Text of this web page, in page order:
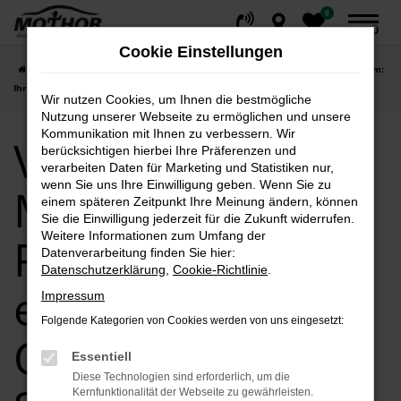
Zum
0
MENÜ
VW bei Autohaus Mothor GmbH in Potsdam:
Ihre erste Adresse für Qualität und Service
VW bei Autohaus
Mothor GmbH in
Potsdam: Ihre
erste Adresse für
Qualität und
Cookie Einstellungen
Wir nutzen Cookies, um Ihnen die bestmögliche
Nutzung unserer Webseite zu ermöglichen und unsere
Kommunikation mit Ihnen zu verbessern. Wir
berücksichtigen hierbei Ihre Präferenzen und
verarbeiten Daten für Marketing und Statistiken nur,
wenn Sie uns Ihre Einwilligung geben. Wenn Sie zu
einem späteren Zeitpunkt Ihre Meinung ändern, können
Sie die Einwilligung jederzeit für die Zukunft widerrufen.
Weitere Informationen zum Umfang der
Datenverarbeitung finden Sie hier:
Datenschutzerklärung Cookie-Richtlinie
Impressum
Folgende Kategorien von Cookies werden von uns eingesetzt:
Essentiell
Diese Technologien sind erforderlich, um die
Kernfunktionalität der Webseite zu gewährleisten.